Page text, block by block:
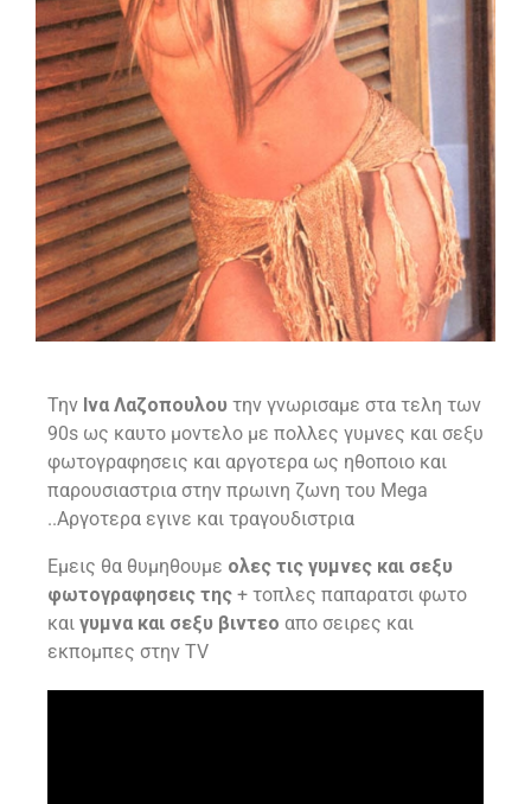
Την Ινα Λαζοπουλου την γνωρισαμε στα τελη των
90s ως καυτο μοντελο με πολλες γυμνες και σεξυ
φωτογραφησεις και αργοτερα ως ηθοποιο και
παρουσιαστρια στην πρωινη ζωνη του Mega
..Αργοτερα εγινε και τραγουδιστρια
Εμεις θα θυμηθουμε ολες τις γυμνες και σεξυ
φωτογραφησεις της + τοπλες παπαρατσι φωτο
και γυμνα και σεξυ βιντεο απο σειρες και
εκπομπες στην TV